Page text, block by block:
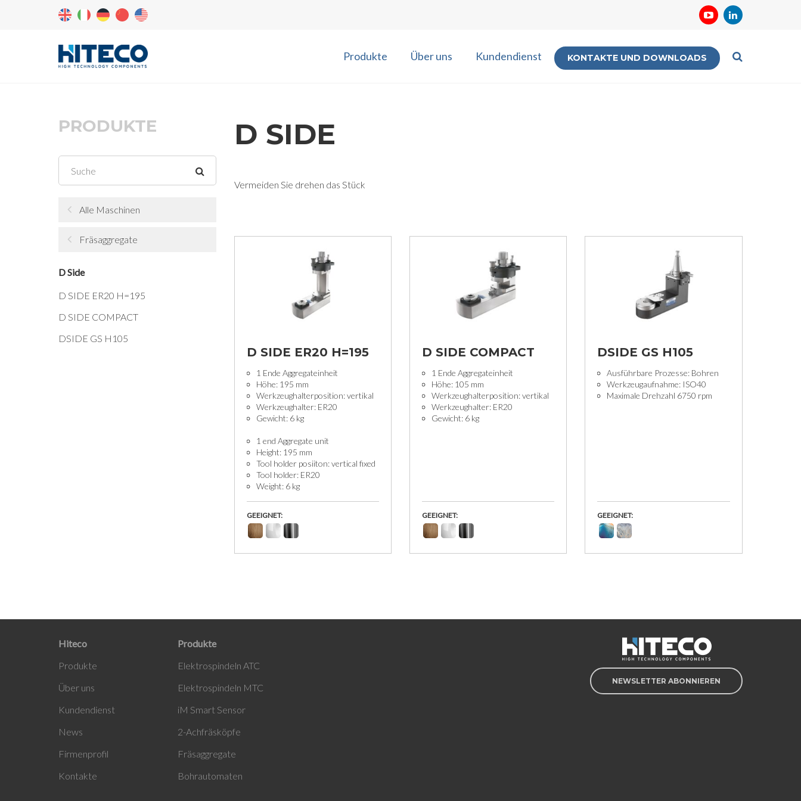
Produkte Über uns Kundendienst KONTAKTE UND DOWNLOADS
PRODUKTE
Alle Maschinen
Fräsaggregate
D Side
D SIDE ER20 H=195
D SIDE COMPACT
DSIDE GS H105
D SIDE
Vermeiden Sie drehen das Stück
D SIDE ER20 H=195
1 Ende Aggregateinheit
Höhe: 195 mm
Werkzeughalterposition: vertikal
Werkzeughalter: ER20
Gewicht: 6 kg
1 end Aggregate unit
Height: 195 mm
Tool holder posiiton: vertical fixed
Tool holder: ER20
Weight: 6 kg
GEEIGNET:
D SIDE COMPACT
1 Ende Aggregateinheit
Höhe: 105 mm
Werkzeughalterposition: vertikal
Werkzeughalter: ER20
Gewicht: 6 kg
GEEIGNET:
DSIDE GS H105
Ausführbare Prozesse: Bohren
Werkzeugaufnahme: ISO40
Maximale Drehzahl 6750 rpm
GEEIGNET:
Hiteco
Produkte
Über uns
Kundendienst
News
Firmenprofil
Kontakte
Produkte
Elektrospindeln ATC
Elektrospindeln MTC
iM Smart Sensor
2-Achfräsköpfe
Fräsaggregate
Bohrautomaten
NEWSLETTER ABONNIEREN